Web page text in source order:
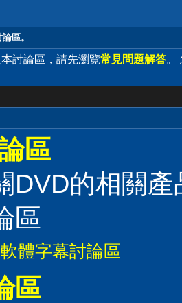
區。
討論區，請先瀏覽常見問題解答。
區
DVD的相關
區
軟體字幕討論區
區